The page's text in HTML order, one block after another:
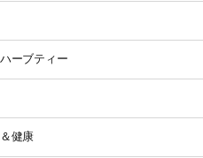
ーブティー
健康